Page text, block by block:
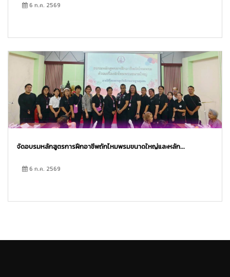
6 ก.ค. 2569
จัดอบรมหลักสูตรการฝึกอาชีพถักไหมพรมขนาดใหญ่และหลัก...
6 ก.ค. 2569